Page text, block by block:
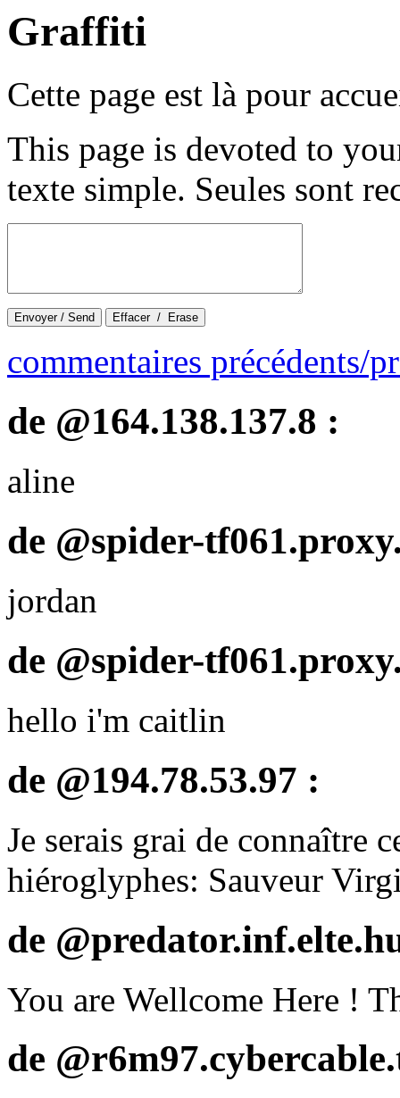
Graffiti
Cette page est là pour
This page is devoted to
texte simple. Seules sont
commentaires précédents/
de @164.138.137.8 :
aline
de @spider-
jordan
de @spider-
hello i'm caitlin
de @194.78.53.97 :
Je serais grai de connaître
hiéroglyphes: Sauveur
de
You are Wellcome Here !
de